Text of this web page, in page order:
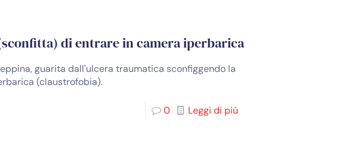
di entrare in camera iperbarica
guarita dall'ulcera traumatica sconfiggendo la
(claustrofobia).
0 Leggi di più